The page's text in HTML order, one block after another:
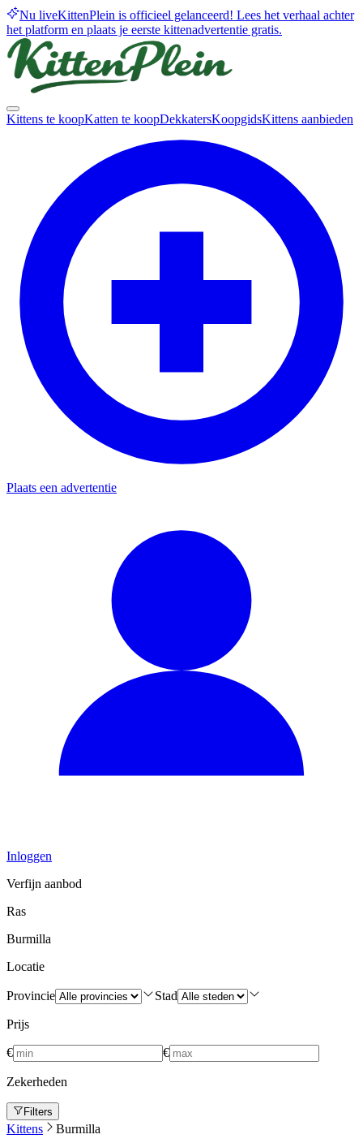
Nu liveKittenPlein is officieel gelanceerd! Lees het verhaal achter
het platform en plaats je eerste kittenadvertentie gratis.
Kittens te koopKatten te koopDekkatersKoopgidsKittens aanbieden
Plaats een advertentie
Inloggen
Verfijn aanbod
Ras
Burmilla
Locatie
Provincie Stad
Prijs
€ €
Zekerheden
Filters
Kittens Burmilla